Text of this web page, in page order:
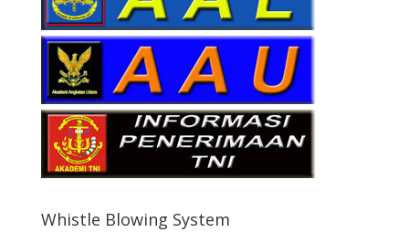
Whistle Blowing System